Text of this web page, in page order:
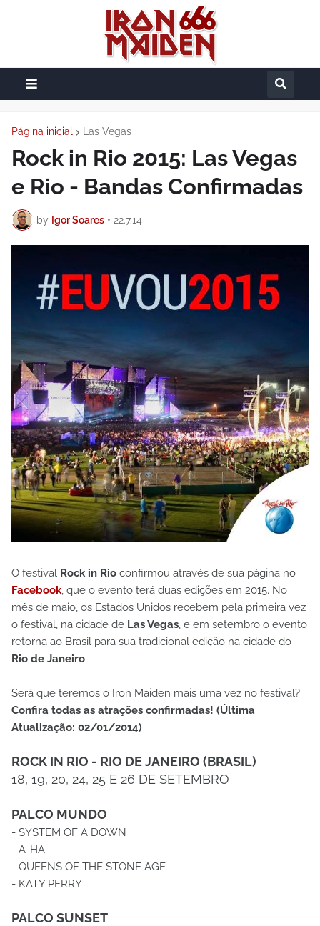
Página inicial Las Vegas
Rock in Rio 2015: Las Vegas
e Rio - Bandas Confirmadas
by Igor Soares • 22.7.14
O festival Rock in Rio confirmou através de sua página no
Facebook, que o evento terá duas edições em 2015. No
mês de maio, os Estados Unidos recebem pela primeira vez
o festival, na cidade de Las Vegas, e em setembro o evento
retorna ao Brasil para sua tradicional edição na cidade do
Rio de Janeiro.
Será que teremos o Iron Maiden mais uma vez no festival?
Confira todas as atrações confirmadas! (Última
Atualização: 02/01/2014)
ROCK IN RIO - RIO DE JANEIRO (BRASIL)
18, 19, 20, 24, 25 E 26 DE SETEMBRO
PALCO MUNDO
- SYSTEM OF A DOWN
- A-HA
- QUEENS OF THE STONE AGE
- KATY PERRY
PALCO SUNSET